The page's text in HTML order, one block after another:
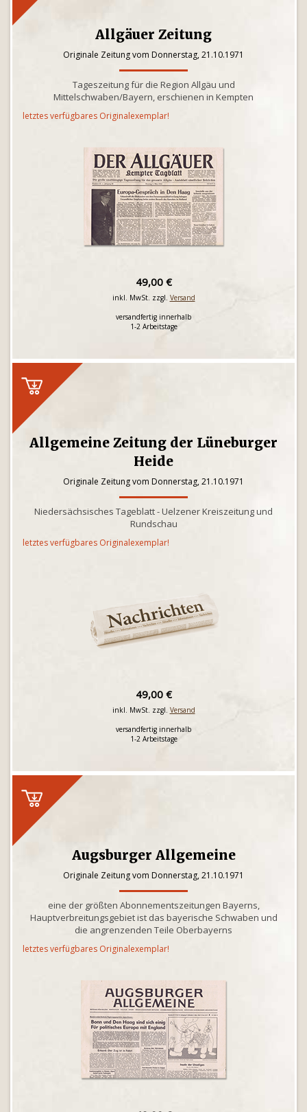
Allgäuer Zeitung
Originale Zeitung vom Donnerstag, 21.10.1971
Tageszeitung für die Region Allgäu und
Mittelschwaben/Bayern, erschienen in Kempten
letztes verfügbares Originalexemplar!
49,00 €
inkl. MwSt. zzgl. Versand
versandfertig innerhalb
1-2 Arbeitstage
Allgemeine Zeitung der Lüneburger
Heide
Originale Zeitung vom Donnerstag, 21.10.1971
Niedersächsisches Tageblatt - Uelzener Kreiszeitung und
Rundschau
letztes verfügbares Originalexemplar!
49,00 €
inkl. MwSt. zzgl. Versand
versandfertig innerhalb
1-2 Arbeitstage
Augsburger Allgemeine
Originale Zeitung vom Donnerstag, 21.10.1971
eine der größten Abonnementszeitungen Bayerns,
Hauptverbreitungsgebiet ist das bayerische Schwaben und
die angrenzenden Teile Oberbayerns
letztes verfügbares Originalexemplar!